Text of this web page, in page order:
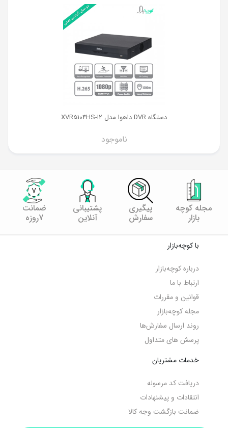
دستگاه DVR داهوا مدل XVR5104HS-I2
ناموجود
مجله کوچه
بازار
پیگیری
سفارش
پشتیبانی
آنلاین
ضمانت
7روزه
با کوچه‌بازار
درباره کوچه‌بازار
ارتباط با ما
قوانین و مقررات
مجله کوچه‌‌بازار
روند ارسال سفارش‌ها
پرسش های متداول
خدمات مشتریان
دریافت کد مرسوله
انتقادات و پیشنهادات
ضمانت بازگشت وجه کالا